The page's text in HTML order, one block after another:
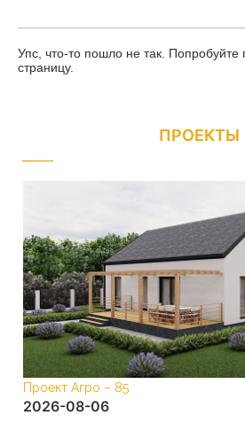
Упс, что-то пошло не так. Попробуйте
страницу.
ПРОЕКТЫ
Проект Агро – 85
2026-08-06